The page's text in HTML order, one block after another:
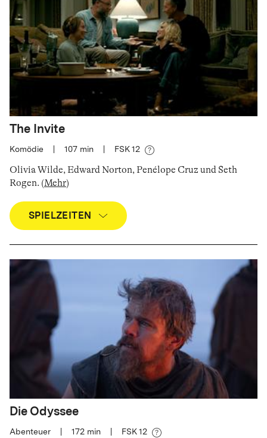
The Invite
Komödie 107 min FSK 12
Olivia Wilde, Edward Norton, Penélope Cruz und Seth
Rogen. (Mehr)
SPIELZEITEN
Die Odyssee
Abenteuer 172 min FSK 12